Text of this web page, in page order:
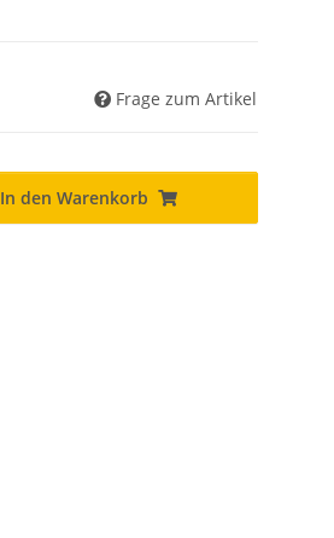
Frage zum Artikel
In den Warenkorb